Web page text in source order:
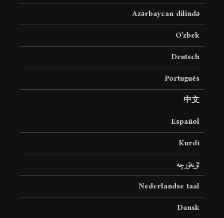
Azərbaycan dilində
O’zbek
Deutsch
Português
中文
Español
Kurdî
ئۇيغۇرچە
Nederlandse taal
Dansk